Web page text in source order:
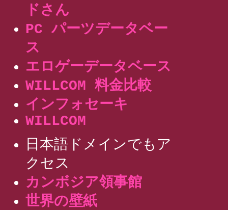
ドさん
PC パーツデータベー
ス
エロゲーデータベース
WILLCOM 料金比較
インフォセーキ
WILLCOM
日本語ドメインでもア
クセス
カンボジア領事館
世界の壁紙